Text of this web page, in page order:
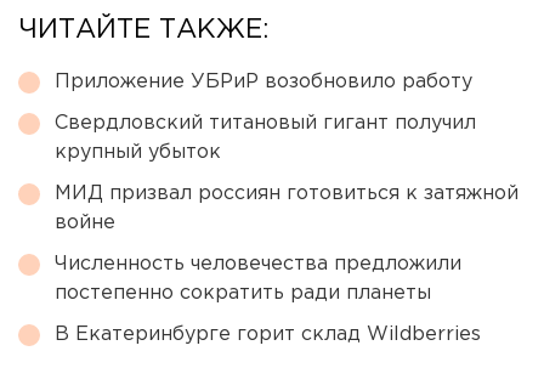
ЧИТАЙТЕ ТАКЖЕ:
Приложение УБРиР возобновило работу
Свердловский титановый гигант получил
крупный убыток
МИД призвал россиян готовиться к затяжной
войне
Численность человечества предложили
постепенно сократить ради планеты
В Екатеринбурге горит склад Wildberries